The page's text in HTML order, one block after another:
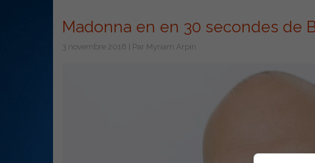
Madonna en en 30 secondes de
3 novembre 2018 | Par Myriam Arpin